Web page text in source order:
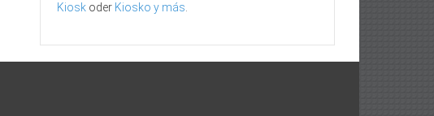
Kiosk oder Kiosko y más